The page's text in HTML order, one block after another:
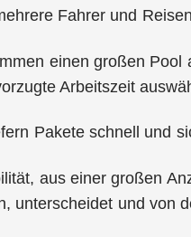
Fahrer und
einen großen
Arbeitszeit
Pakete schnell und
aus einer großen
unterscheidet und von